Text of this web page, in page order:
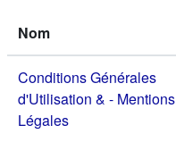
Nom
Conditions Générales
d'Utilisation & - Mentions
Légales